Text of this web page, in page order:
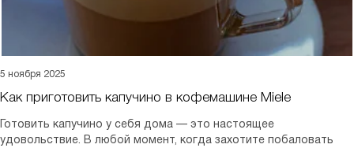
5 ноября 2025
Как приготовить капучино в кофемашине Miele
Готовить капучино у себя дома — это настоящее
удовольствие. В любой момент, когда захотите побаловать